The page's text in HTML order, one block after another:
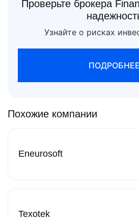
Проверьте брокера
Узнайте о рисках
ПОДРОБНЕЕ
Похожие компании
Eneurosoft
Texotek